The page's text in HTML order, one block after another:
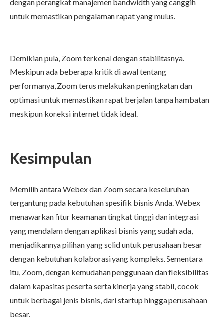
dengan perangkat manajemen bandwidth yang canggih
untuk memastikan pengalaman rapat yang mulus.
Demikian pula, Zoom terkenal dengan stabilitasnya.
Meskipun ada beberapa kritik di awal tentang
performanya, Zoom terus melakukan peningkatan dan
optimasi untuk memastikan rapat berjalan tanpa hambatan
meskipun koneksi internet tidak ideal.
Kesimpulan
Memilih antara Webex dan Zoom secara keseluruhan
tergantung pada kebutuhan spesifik bisnis Anda. Webex
menawarkan fitur keamanan tingkat tinggi dan integrasi
yang mendalam dengan aplikasi bisnis yang sudah ada,
menjadikannya pilihan yang solid untuk perusahaan besar
dengan kebutuhan kolaborasi yang kompleks. Sementara
itu, Zoom, dengan kemudahan penggunaan dan fleksibilitas
dalam kapasitas peserta serta kinerja yang stabil, cocok
untuk berbagai jenis bisnis, dari startup hingga perusahaan
besar.